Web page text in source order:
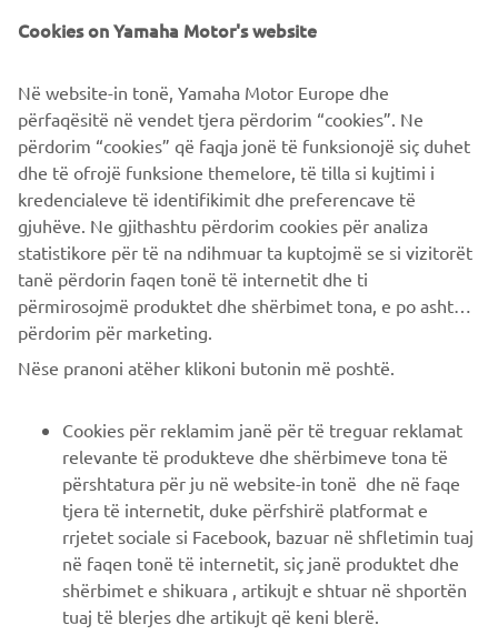
B2B
PIÙ YAMAHA
SUPPORTO
NEWSLETTER
ISCRIVITI
Leggi la nostra Informativa sulla privacy per sapere come
trattiamo i tuoi dati personali:
Informativa sulla Privacy
Cookies on Yamaha Motor's website
Në website-in tonë, Yamaha Motor Europe dhe
përfaqësitë në vendet tjera përdorim “cookies”. Ne
përdorim “cookies” që faqja jonë të funksionojë siç duhet
dhe të ofrojë funksione themelore, të tilla si kujtimi i
kredencialeve të identifikimit dhe preferencave të
gjuhëve. Ne gjithashtu përdorim cookies për analiza
statistikore për të na ndihmuar ta kuptojmë se si vizitorët
tanë përdorin faqen tonë të internetit dhe ti
përmirosojmë produktet dhe shërbimet tona, e po ashtu ti
përdorim për marketing.
Nëse pranoni atëher klikoni butonin më poshtë.
Cookies për reklamim janë për të treguar reklamat
relevante të produkteve dhe shërbimeve tona të
përshtatura për ju në website-in tonë dhe në faqe
tjera të internetit, duke përfshirë platformat e
rrjetet sociale si Facebook, bazuar në shfletimin tuaj
në faqen tonë të internetit, siç janë produktet dhe
shërbimet e shikuara , artikujt e shtuar në shportën
tuaj të blerjes dhe artikujt që keni blerë.